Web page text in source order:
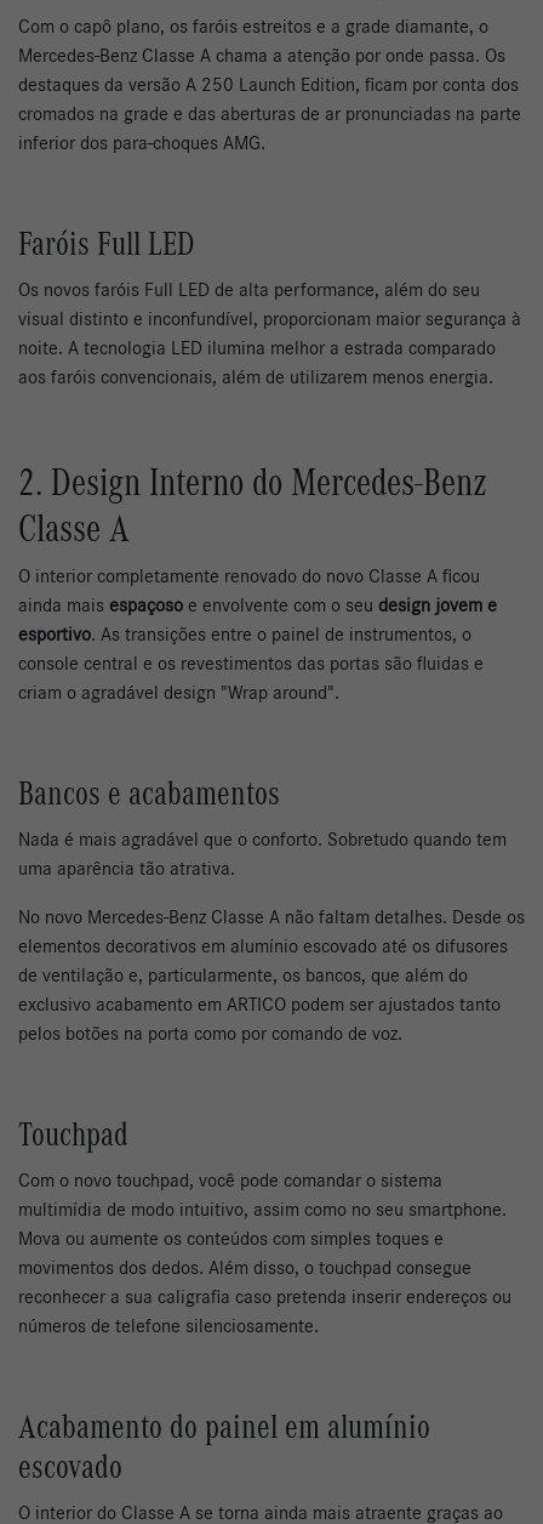
Com o capô plano, os faróis estreitos e a grade diamante, o
Mercedes-Benz Classe A chama a atenção por onde passa. Os
destaques da versão A 250 Launch Edition, ficam por conta dos
cromados na grade e das aberturas de ar pronunciadas na parte
inferior dos para-choques AMG.
Faróis Full LED
Os novos faróis Full LED de alta performance, além do seu
visual distinto e inconfundível, proporcionam maior segurança à
noite. A tecnologia LED ilumina melhor a estrada comparado
aos faróis convencionais, além de utilizarem menos energia.
2. Design Interno do Mercedes-Benz
Classe A
O interior completamente renovado do novo Classe A ficou
ainda mais espaçoso e envolvente com o seu design jovem e
esportivo. As transições entre o painel de instrumentos, o
console central e os revestimentos das portas são fluidas e
criam o agradável design "Wrap around".
Bancos e acabamentos
Nada é mais agradável que o conforto. Sobretudo quando tem
uma aparência tão atrativa.
No novo Mercedes-Benz Classe A não faltam detalhes. Desde os
elementos decorativos em alumínio escovado até os difusores
de ventilação e, particularmente, os bancos, que além do
exclusivo acabamento em ARTICO podem ser ajustados tanto
pelos botões na porta como por comando de voz.
Touchpad
Com o novo touchpad, você pode comandar o sistema
multimídia de modo intuitivo, assim como no seu smartphone.
Mova ou aumente os conteúdos com simples toques e
movimentos dos dedos. Além disso, o touchpad consegue
reconhecer a sua caligrafia caso pretenda inserir endereços ou
números de telefone silenciosamente.
Acabamento do painel em alumínio
escovado
O interior do Classe A se torna ainda mais atraente graças ao